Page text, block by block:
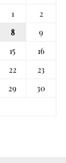
1
2
8
9
15
16
22
23
29
30